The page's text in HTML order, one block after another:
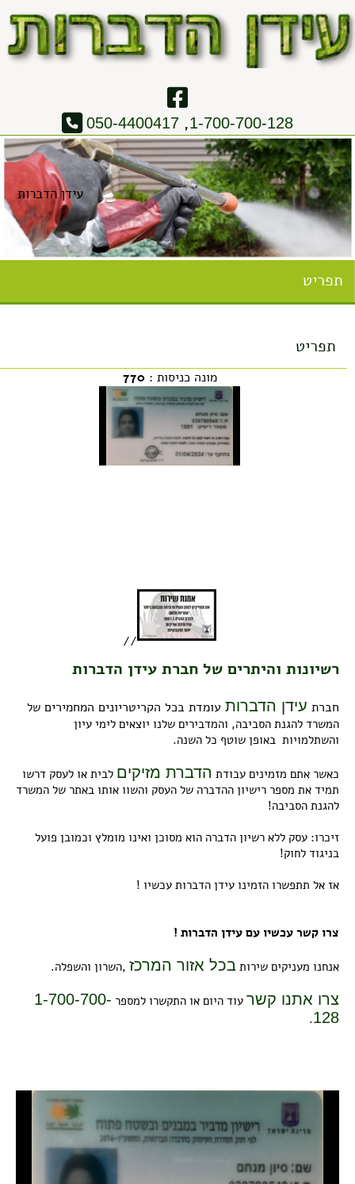
1-700-700-128
,
050-4400417
עידן הדברות
תפריט
תפריט
מונה כניסות : 770
//
רשיונות והיתרים של חברת עידן הדברות
חברתעידן הדברות עומדת בכל הקריטריונים המחמיריםשל
המשרד להגנת הסביבה, והמדבירים שלנו יוצאיםלימי עיון
והשתלמויות באופן שוטף כל השנה.
כאשר אתם מזמינים עבודתהדברת מזיקיםלבית או לעסקדרשו
תמיד את מספר רישיון ההדברה של העסקוהשוו אותו באתר של המשרד
להגנת הסביבה!
זיכרו: עסק ללא רשיון הדברה הוא מסוכן ואינו מומלץוכמובן פועל
בניגוד לחוק!
אז אל תתפשרו הזמינו עידן הדברותעכשיו !
צרו קשר עכשיו עם עידן הדברות !
אנחנו מעניקים שירותבכל אזור המרכז,השרון והשפלה.
צרו אתנו קשרעוד היום או התקשרו למספר1-700-700-
128
.